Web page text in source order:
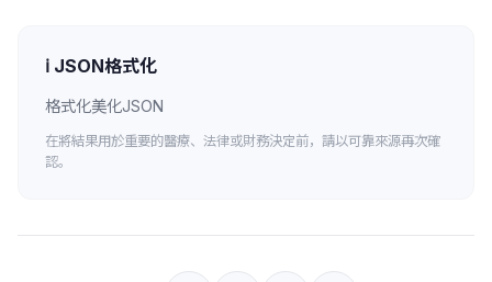
ℹ️ JSON格式化
格式化美化JSON
在將結果用於重要的醫療、法律或財務決定前，請以可靠來源再次確
認。